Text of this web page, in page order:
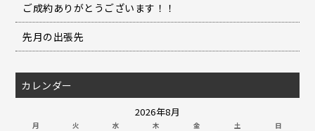
ご成約ありがとうございます！！
先月の出張先
カレンダー
2026年8月
月 火 水 木 金 土 日